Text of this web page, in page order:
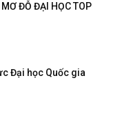
ĐỖ ĐẠI HỌC TOP
Đại học Quốc gia